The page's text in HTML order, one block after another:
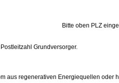
Bitte oben PLZ
Grundversorger.
aus regenerativen Energiequellen oder